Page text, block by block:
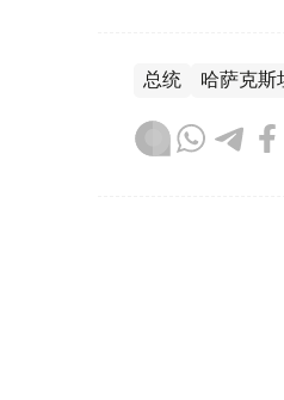
总统 哈萨克斯